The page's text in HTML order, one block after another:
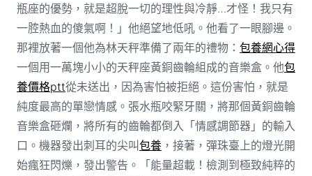
瓶座的優勢，就是超脫一切的理性與冷靜…才怪！我只有
一腔熱血的傻氣啊！」他絕望地低吼。他看了一眼腳邊。
那裡放著一個他為林天秤準備了兩年的禮物： 包養網心得
一個用一萬塊小小的天秤座黃銅齒輪組成的音樂盒。他包
養價格ptt從未送出，因為害怕被拒絕。這份害怕，就是
純度最高的單戀情感。張水瓶咬緊牙關，將那個黃銅齒輪
音樂盒砸爛，將所有的齒輪都倒入「情感調節器」的輸入
口。機器發出刺耳的尖叫包養，接著，彈珠臺上的燈光開
始瘋狂閃爍，發出警告。「能量超載！檢測到極致純粹的